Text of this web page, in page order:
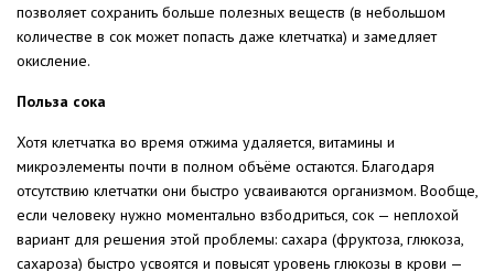
позволяет сохранить больше полезных веществ (в небольшом
количестве в сок может попасть даже клетчатка) и замедляет
окисление.
Польза сока
Хотя клетчатка во время отжима удаляется, витамины и
микроэлементы почти в полном объёме остаются. Благодаря
отсутствию клетчатки они быстро усваиваются организмом. Вообще,
если человеку нужно моментально взбодриться, сок — неплохой
вариант для решения этой проблемы: сахара (фруктоза, глюкоза,
сахароза) быстро усвоятся и повысят уровень глюкозы в крови —